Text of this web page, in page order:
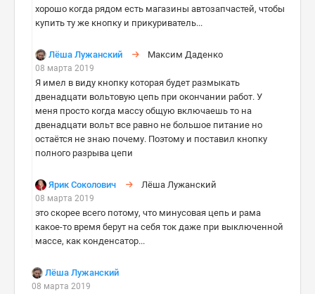
хорошо когда рядом есть магазины автозапчастей, чтобы
купить ту же кнопку и прикуриватель...
Лёша Лужанский Максим Даденко
08 марта 2019
Я имел в виду кнопку которая будет размыкать
двенадцати вольтовую цепь при окончании работ. У
меня просто когда массу общую включаешь то на
двенадцати вольт все равно не большое питание но
остаётся не знаю почему. Поэтому и поставил кнопку
полного разрыва цепи
Ярик Соколович Лёша Лужанский
08 марта 2019
это скорее всего потому, что минусовая цепь и рама
какое-то время берут на себя ток даже при выключенной
массе, как конденсатор...
Лёша Лужанский
08 марта 2019